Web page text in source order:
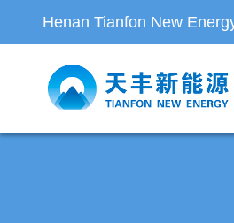
Henan Tianfon New